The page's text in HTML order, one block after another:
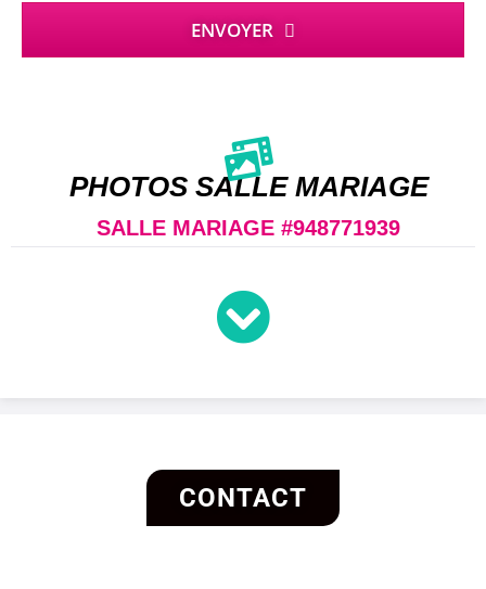
ENVOYER
PHOTOS SALLE MARIAGE
SALLE MARIAGE #948771939
CONTACT